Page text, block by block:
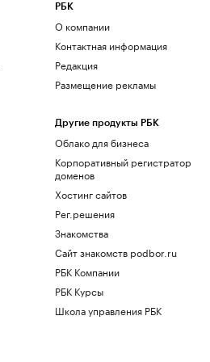
РБК
О компании
Контактная информация
Редакция
Размещение рекламы
Другие продукты РБК
Облако для бизнеса
Корпоративный регистратор
доменов
Хостинг сайтов
Рег.решения
Знакомства
Сайт знакомств podbor.ru
РБК Компании
РБК Курсы
Школа управления РБК